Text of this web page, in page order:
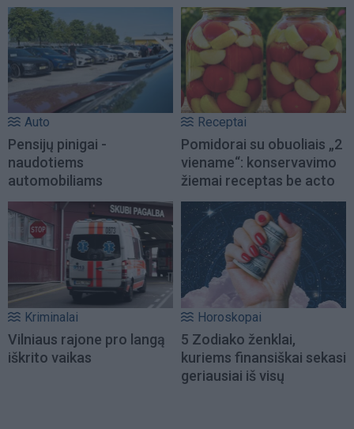
Auto
Pensijų pinigai -
naudotiems
automobiliams
Receptai
Pomidorai su obuoliais „2
viename“: konservavimo
žiemai receptas be acto
Kriminalai
Vilniaus rajone pro langą
iškrito vaikas
Horoskopai
5 Zodiako ženklai,
kuriems finansiškai sekasi
geriausiai iš visų